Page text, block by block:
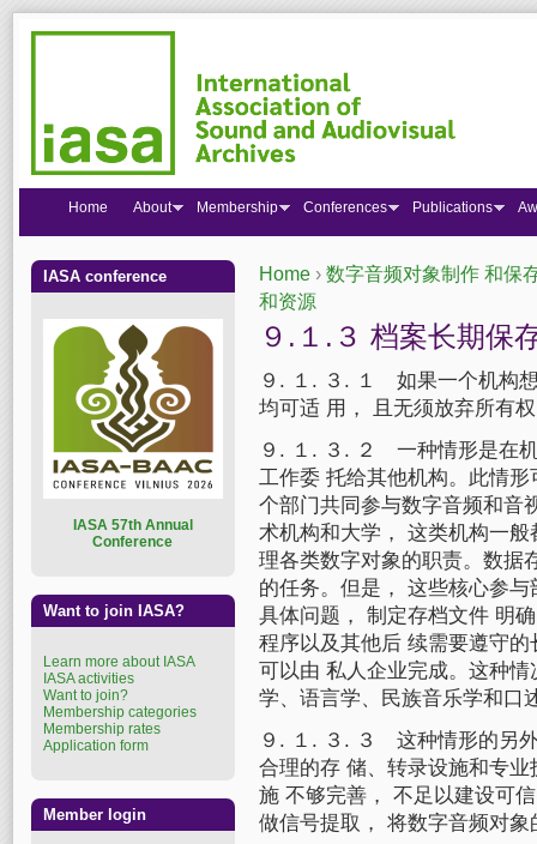
You are here
Home › 数字音频对象制作 和保
和资源
９.１.３ 档案长期保
９. １. ３. １ 如果一个机构
均可适 用， 且无须放弃所有
９. １. ３. ２ 一种情形是在
工作委 托给其他机构。此情
个部门共同参与数字音频和音
术机构和大学， 这类机构一
理各类数字对象的职责。数据
的任务。但是， 这些核心参
具体问题， 制定存档文件 明
程序以及其他后 续需要遵守
可以由 私人企业完成。这种
学、语言学、民族音乐学和口
９. １. ３. ３ 这种情形的另
合理的存 储、转录设施和专
施 不够完善， 不足以建设可
做信号提取， 将数字音频对
Home About Membership Conferences Publications
IASA conference
ASA 57th Annual
Conference
Want to join IASA?
Learn more about IASA
IASA activities
Want to join?
Membership categories
Membership rates
Application form
Member login